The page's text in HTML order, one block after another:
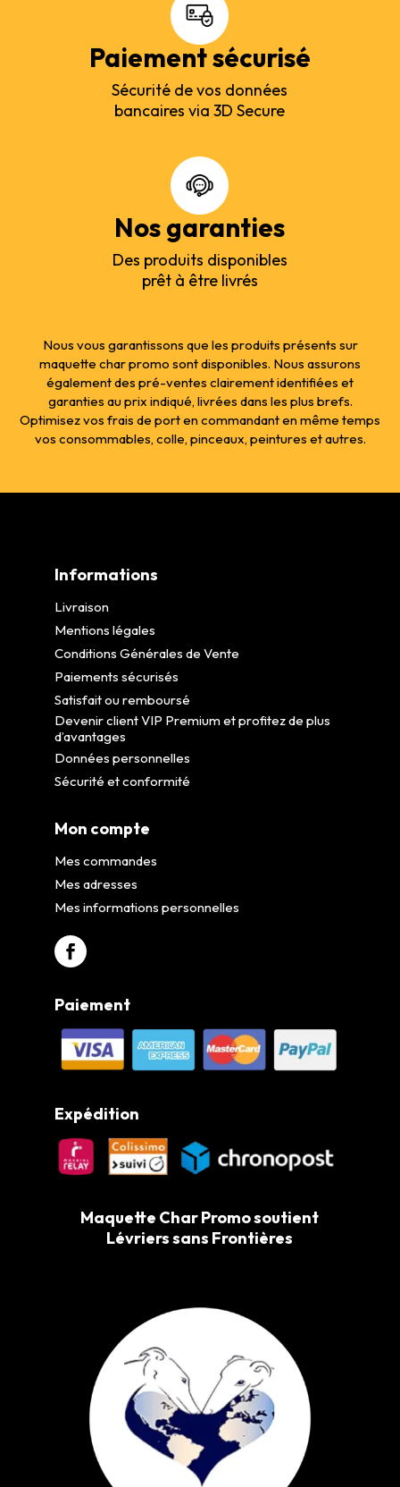
Paiement sécurisé
Sécurité de vos données
bancaires via 3D Secure
Nos garanties
Des produits disponibles
prêt à être livrés
Nous vous garantissons que les produits présents sur
maquette char promo sont disponibles. Nous assurons
également des pré-ventes clairement identifiées et
garanties au prix indiqué, livrées dans les plus brefs.
Optimisez vos frais de port en commandant en même temps
vos consommables, colle, pinceaux, peintures et autres.
Informations
Livraison
Mentions légales
Conditions Générales de Vente
Paiements sécurisés
Satisfait ou remboursé
Devenir client VIP Premium et profitez de plus
d’avantages
Données personnelles
Sécurité et conformité
Mon compte
Mes commandes
Mes adresses
Mes informations personnelles
Paiement
Expédition
Maquette Char Promo soutient
Lévriers sans Frontières